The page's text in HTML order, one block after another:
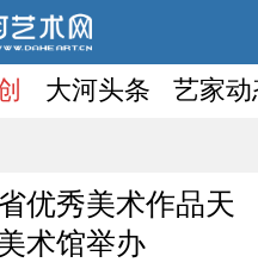
大河头条 艺家动
优秀美术作品天
术馆举办